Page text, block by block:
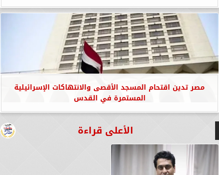
مصر تدين اقتحام المسجد الأقصى والانتهاكات الإسرائيلية
المستمرة في القدس
الأعلى قراءة